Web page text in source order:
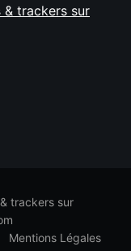
trackers sur
trackers sur
Mentions Légales